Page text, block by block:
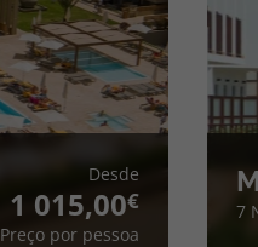
Desde
1 015,00
Preço por pessoa
7